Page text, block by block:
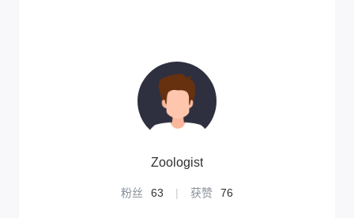
Zoologist
粉丝 63 | 获赞 76